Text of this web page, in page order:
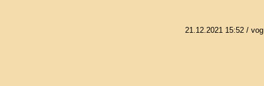
21.12.2021 15:52/ vog